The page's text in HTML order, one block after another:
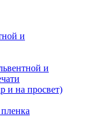
и
и
и на просвет)